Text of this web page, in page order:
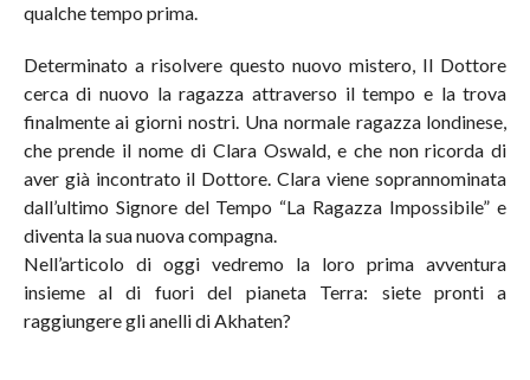
qualche tempo prima.
Determinato a risolvere questo nuovo mistero, Il Dottore
cerca di nuovo la ragazza attraverso il tempo e la trova
finalmente ai giorni nostri. Una normale ragazza londinese,
che prende il nome di Clara Oswald, e che non ricorda di
aver già incontrato il Dottore. Clara viene soprannominata
dall’ultimo Signore del Tempo “La Ragazza Impossibile” e
diventa la sua nuova compagna.
Nell’articolo di oggi vedremo la loro prima avventura
insieme al di fuori del pianeta Terra: siete pronti a
raggiungere gli anelli di Akhaten?